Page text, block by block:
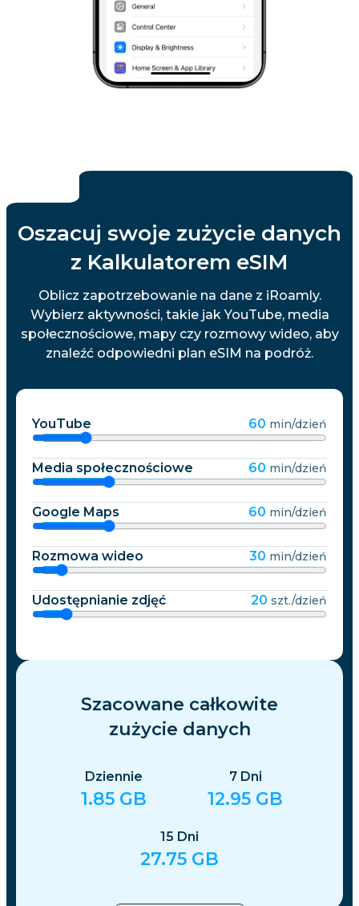
Oszacuj swoje zużycie danych
z Kalkulatorem eSIM
Oblicz zapotrzebowanie na dane z iRoamly.
Wybierz aktywności, takie jak YouTube, media
społecznościowe, mapy czy rozmowy wideo, aby
znaleźć odpowiedni plan eSIM na podróż.
YouTube 60 min/dzień
Media społecznościowe 60 min/dzień
Google Maps 60 min/dzień
Rozmowa wideo 30 min/dzień
Udostępnianie zdjęć 20 szt./dzień
Szacowane całkowite
zużycie danych
Dziennie
1.85 GB
7 Dni
12.95 GB
15 Dni
27.75 GB